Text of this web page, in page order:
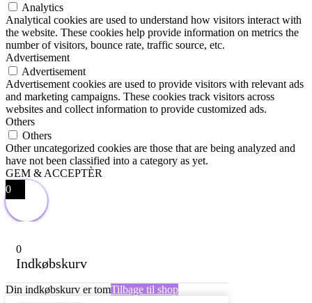
Analytics
Analytical cookies are used to understand how visitors interact with
the website. These cookies help provide information on metrics the
number of visitors, bounce rate, traffic source, etc.
Advertisement
Advertisement
Advertisement cookies are used to provide visitors with relevant ads
and marketing campaigns. These cookies track visitors across
websites and collect information to provide customized ads.
Others
Others
Other uncategorized cookies are those that are being analyzed and
have not been classified into a category as yet.
GEM & ACCEPTÈR
0
0
Indkøbskurv
Din indkøbskurv er tomTilbage til shop